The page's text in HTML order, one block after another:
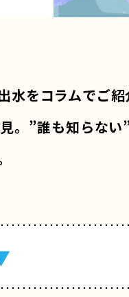
をコラムでご紹
。”誰も知らない